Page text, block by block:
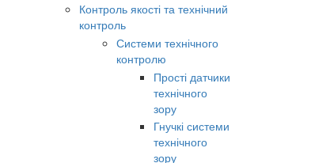
Контроль якості та технічний
контроль
Системи технічного
контролю
Прості датчики
технічного
зору
Гнучкі системи
технічного
зору